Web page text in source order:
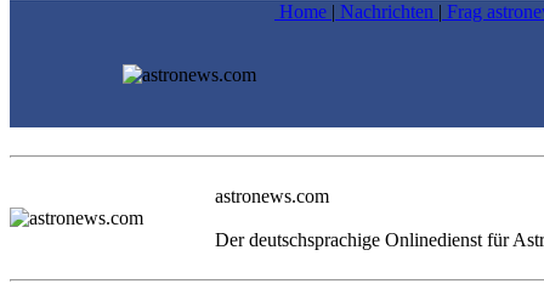
Home | Nachrichten | Frag
astronews.com
Der deutschsprachige Onlinedienst für